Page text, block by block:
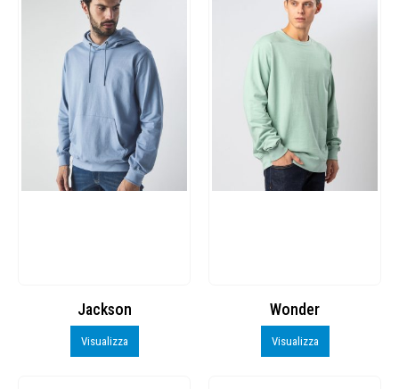
Jackson
Visualizza
Wonder
Visualizza